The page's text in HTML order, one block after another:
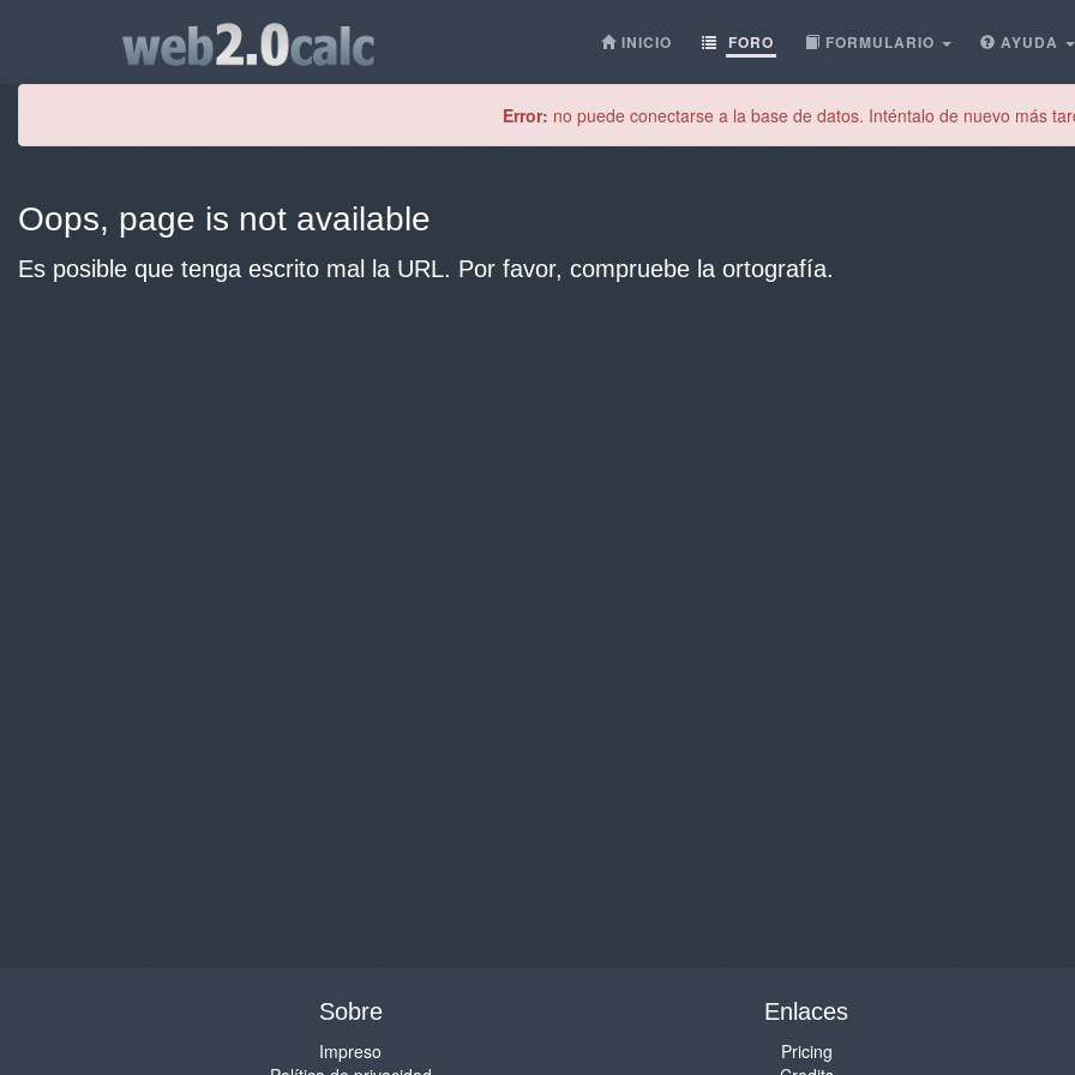
INICIO FORO FORMULARIO AYUDA
Error: no puede conectarse a la base de datos. Inténtalo de nuevo más
Oops, page is not available
Es posible que tenga escrito mal la URL. Por favor, compruebe la ortografía.
Sobre
Impreso
Enlaces
Pricing